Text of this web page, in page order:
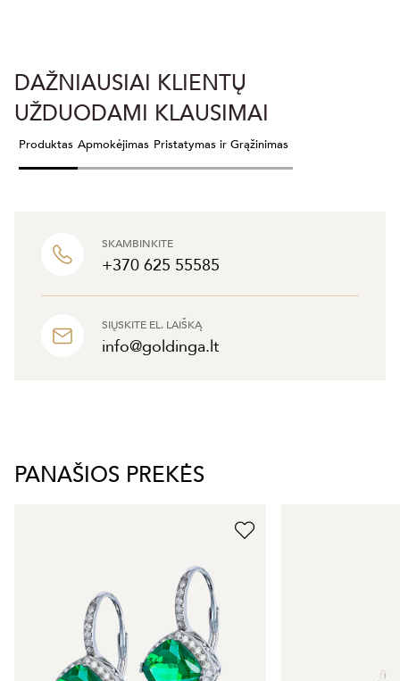
SKAMBINKITE
+370 625 55585
SIŲSKITE EL. LAIŠKĄ
info@goldinga.lt
DAŽNIAUSIAI KLIENTŲ
UŽDUODAMI KLAUSIMAI
Produktas Apmokėjimas Pristatymas ir Grąžinimas
PANAŠIOS PREKĖS